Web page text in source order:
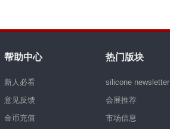
帮助中心
新人必看
意见反馈
金币充值
热门版块
silicone newsletter
会展推荐
市场信息